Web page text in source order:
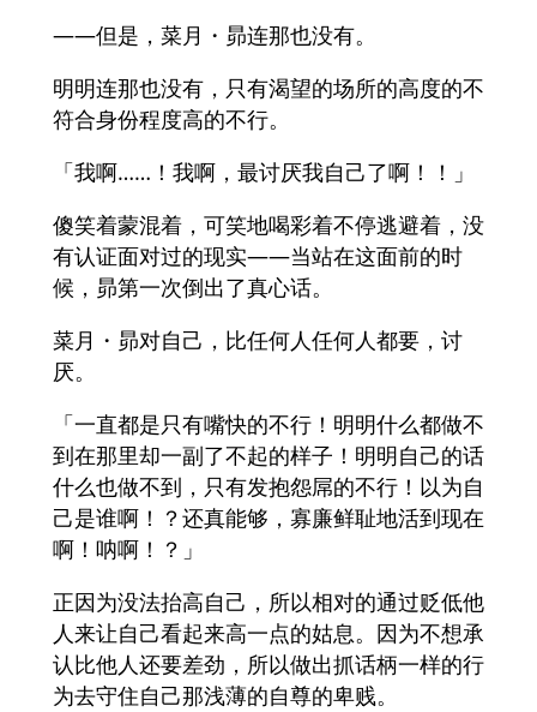
——但是，菜月・昴连那也没有。
明明连那也没有，只有渴望的场所的高度的不
符合身份程度高的不行。
「我啊……！我啊，最讨厌我自己了啊！！」
傻笑着蒙混着，可笑地喝彩着不停逃避着，没
有认证面对过的现实——当站在这面前的时
候，昴第一次倒出了真心话。
菜月・昴对自己，比任何人任何人都要，讨
厌。
「一直都是只有嘴快的不行！明明什么都做不
到在那里却一副了不起的样子！明明自己的话
什么也做不到，只有发抱怨屌的不行！以为自
己是谁啊！？还真能够，寡廉鲜耻地活到现在
啊！呐啊！？」
正因为没法抬高自己，所以相对的通过贬低他
人来让自己看起来高一点的姑息。因为不想承
认比他人还要差劲，所以做出抓话柄一样的行
为去守住自己那浅薄的自尊的卑贱。